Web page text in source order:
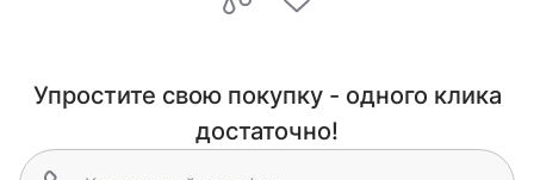
Упростите свою покупку - одного клика
достаточно!